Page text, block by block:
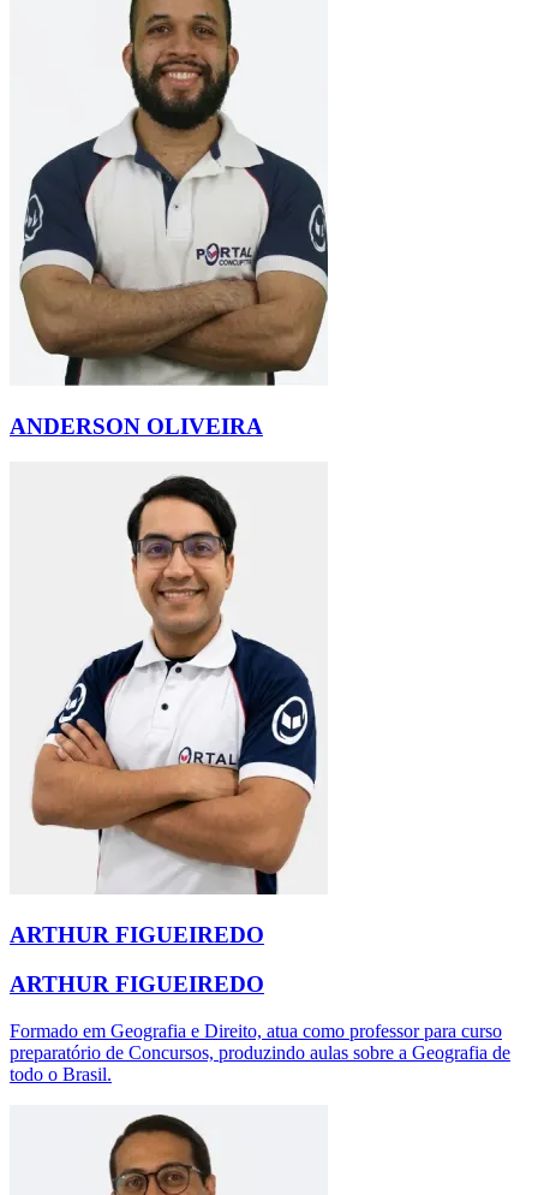
ANDERSON OLIVEIRA
ARTHUR FIGUEIREDO
ARTHUR FIGUEIREDO
Formado em Geografia e Direito, atua como professor para curso
preparatório de Concursos, produzindo aulas sobre a Geografia de
todo o Brasil.